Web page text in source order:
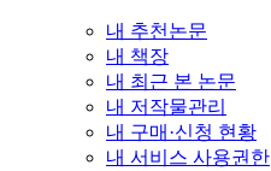
내 추천논문
내 책장
내 최근 본 논문
내 저작물관리
내 구매·신청 현황
내 서비스 사용권한